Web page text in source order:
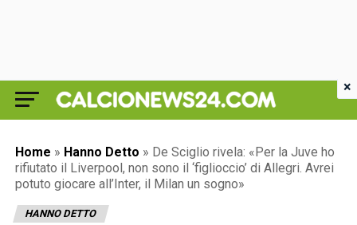
Home » Hanno Detto » De Sciglio rivela: «Per la Juve ho
rifiutato il Liverpool, non sono il ‘figlioccio’ di Allegri. Avrei
potuto giocare all’Inter, il Milan un sogno»
HANNO DETTO
×